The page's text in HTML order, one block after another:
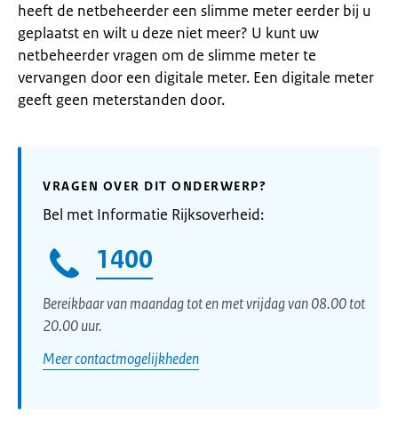
heeft de netbeheerder een slimme meter eerder bij u
geplaatst en wilt u deze niet meer? U kunt uw
netbeheerder vragen om de slimme meter te
vervangen door een digitale meter. Een digitale meter
geeft geen meterstanden door.
VRAGEN OVER DIT ONDERWERP?
Bel met Informatie Rijksoverheid:
1400
Bereikbaar van maandag tot en met vrijdag van 08.00 tot
20.00 uur.
Meer contactmogelijkheden